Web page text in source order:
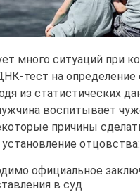
много ситуаций при
тест на определение
из статистических
воспитывает
причины
отцовства:
официальное
в суд